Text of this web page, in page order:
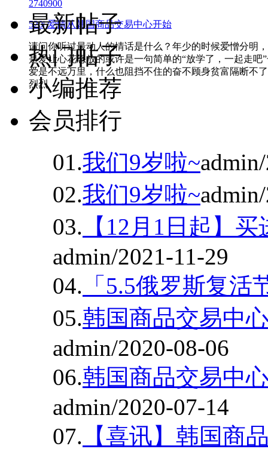
2740900
520| 爱情从韩国商品交易中心开始
请问你听过最动人的情话是什么？年少的时候爱憎分明
是爱让心花怒放的或许是一句简单的“放学了，一起走吧
爱是不远万里，什么也阻挡不住的奋不顾身贫富隔断不
烈烈
最新帖子
热门帖子
小编推荐
会员排行
01.我们9岁啦~
02.我们9岁啦~
03. 【12月1日起】
admin/2021-11-29
04. 「5.5俄罗斯复活
05.韩国商品交易中
admin/2020-08-06
06.韩国商品交易中
admin/2020-07-14
07. 【喜讯】韩国商